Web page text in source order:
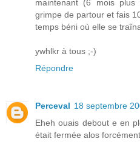
maintenant (6 mois
grimpe de partour et fais
temps béni où elle se
ywhlkr à tous ;-)
Répondre
Perceval 18 septembre
Eheh ouais debout e en
était fermée alos